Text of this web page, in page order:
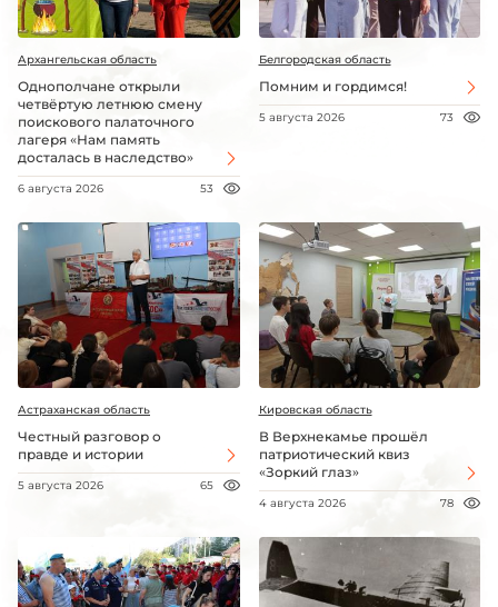
Архангельская область
Однополчане открыли
четвёртую летнюю смену
поискового палаточного
лагеря «Нам память
досталась в наследство»
6 августа 2026 53
Белгородская область
Помним и гордимся!
5 августа 2026 73
Астраханская область
Честный разговор о
правде и истории
5 августа 2026 65
Кировская область
В Верхнекамье прошёл
патриотический квиз
«Зоркий глаз»
4 августа 2026 78